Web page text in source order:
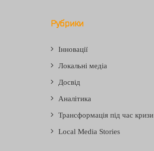
Рубрики
Інновації
Локальні медіа
Досвід
Аналітика
Трансформація під час кризи
Local Media Stories